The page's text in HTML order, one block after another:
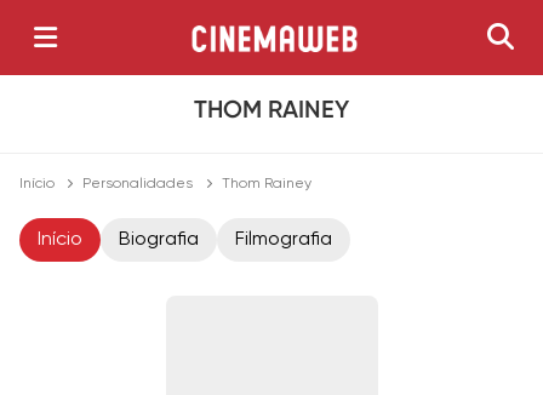
THOM RAINEY
Início Personalidades Thom Rainey
Início Biografia Filmografia